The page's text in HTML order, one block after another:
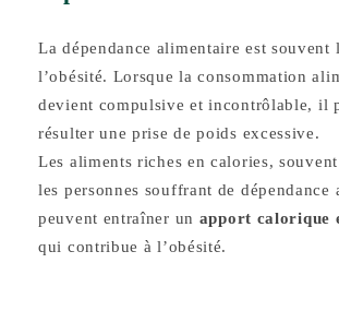
La dépendance alimentaire est souvent
l’obésité. Lorsque la consommation
devient compulsive et incontrôlable, il
résulter une prise de poids excessive.
Les aliments riches en calories,
les personnes souffrant de dépendance
peuvent entraîner un apport calorique
qui contribue à l’obésité.